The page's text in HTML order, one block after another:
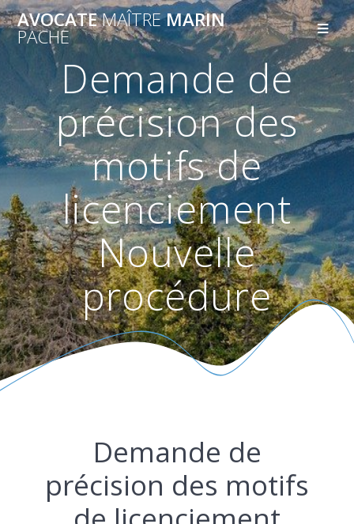
AVOCATEMAÎTREMARIN
PACHE
Demande de
précision des
motifs de
licenciement
Nouvelle
procédure
Demande de
précision des motifs